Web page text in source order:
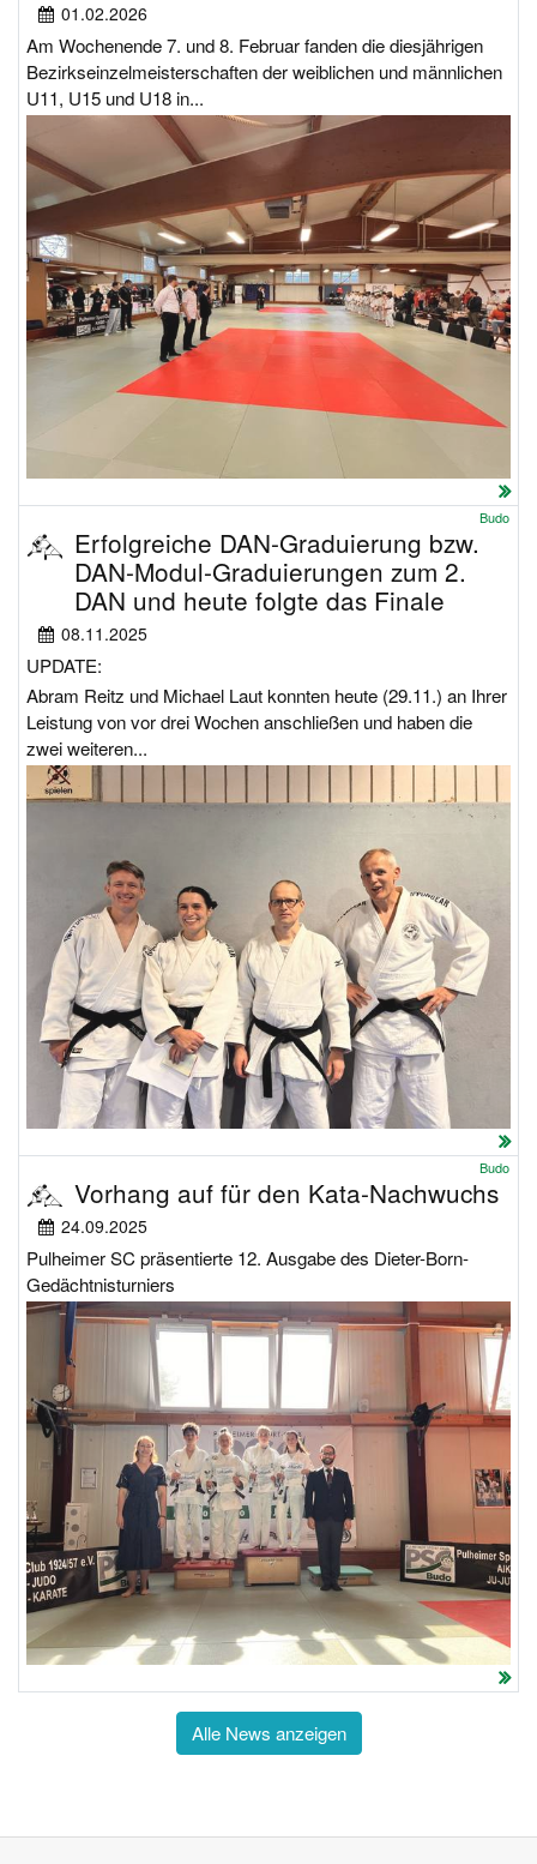
01.02.2026
Am Wochenende 7. und 8. Februar fanden die diesjährigen
Bezirkseinzelmeisterschaften der weiblichen und männlichen
U11, U15 und U18 in...
Budo
Erfolgreiche DAN-Graduierung bzw.
DAN-Modul-Graduierungen zum 2.
DAN und heute folgte das Finale
08.11.2025
UPDATE:
Abram Reitz und Michael Laut konnten heute (29.11.) an Ihrer
Leistung von vor drei Wochen anschließen und haben die
zwei weiteren...
Budo
Vorhang auf für den Kata-Nachwuchs
24.09.2025
Pulheimer SC präsentierte 12. Ausgabe des Dieter-Born-
Gedächtnisturniers
Alle News anzeigen